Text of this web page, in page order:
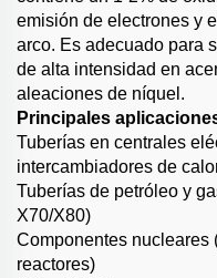
emisión de electrones y
arco. Es adecuado para
de alta intensidad en
aleaciones de níquel.
Principales
Tuberías en centrales
intercambiadores de
Tuberías de petróleo y
X70/X80)
Componentes nucleares
reactores)